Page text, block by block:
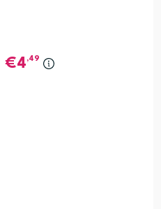
4,49